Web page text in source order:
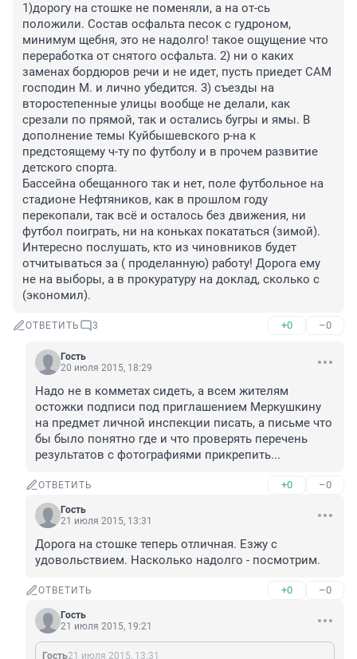
1)дорогу на стошке не поменяли, а на от-сь
положили. Состав осфальта песок с гудроном,
минимум щебня, это не надолго! такое ощущение что
переработка от снятого осфальта. 2) ни о каких
заменах бордюров речи и не идет, пусть приедет САМ
господин М. и лично убедится. 3) съезды на
второстепенные улицы вообще не делали, как
срезали по прямой, так и остались бугры и ямы. В
дополнение темы Куйбышевского р-на к
предстоящему ч-ту по футболу и в прочем развитие
детского спорта.
Бассейна обещанного так и нет, поле футбольное на
стадионе Нефтяников, как в прошлом году
перекопали, так всё и осталось без движения, ни
футбол поиграть, ни на коньках покататься (зимой).
Интересно послушать, кто из чиновников будет
отчитываться за ( проделанную) работу! Дорога ему
не на выборы, а в прокуратуру на доклад, сколько с
(экономил).
ОТВЕТИТЬ 3 +0 –0
Гость
20 июля 2015, 18:29
Надо не в комметах сидеть, а всем жителям
остожки подписи под приглашением Меркушкину
на предмет личной инспекции писать, а письме что
бы было понятно где и что проверять перечень
результатов с фотографиями прикрепить...
ОТВЕТИТЬ +0 –0
Гость
21 июля 2015, 13:31
Дорога на стошке теперь отличная. Езжу с
удовольствием. Насколько надолго - посмотрим.
ОТВЕТИТЬ +0 –0
Гость
21 июля 2015, 19:21
Гость21 июля 2015, 13:31